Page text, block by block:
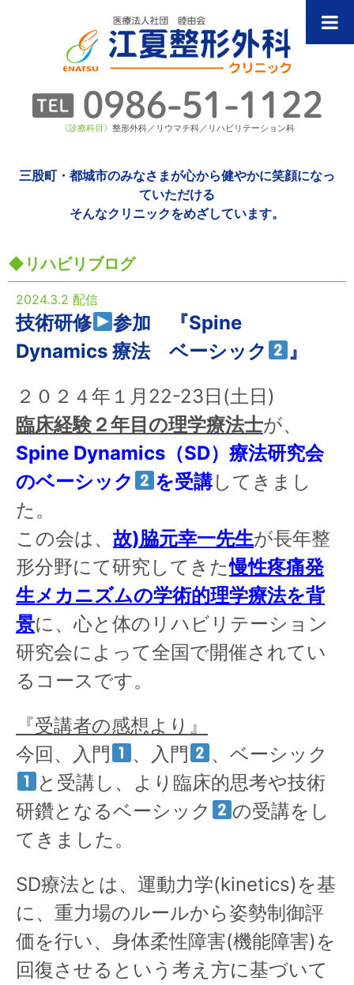
《診療科目》 整形外科／リウマチ科／リハビリテーション科
三股町・都城市のみなさまが心から健やかに笑顔になっ
ていただける
そんなクリニックをめざしています。
リハビリブログ
2024.3.2 配信
技術研修
参加 『Spine
Dynamics 療法 ベーシック
』
２０２４年１月22-23日(土日)
臨床経験２年目の理学療法士が、
Spine Dynamics（SD）療法研究会
のベーシック
を受講してきまし
た。
この会は、 故)脇元幸一先生が長年整
形分野にて研究してきた慢性疼痛発
生メカニズムの学術的理学療法を背
景に、心と体のリハビリテーション
研究会によって全国で開催されてい
るコースです。
『受講者の感想より』
今回、入門
、入門
、ベーシック
と受講し、より臨床的思考や技術
研鑽となるベーシック
の受講をし
てきました。
SD療法とは、運動力学(kinetics)を基
に、重力場のルールから姿勢制御評
価を行い、身体柔性障害(機能障害)を
回復させるという考え方に基づいて